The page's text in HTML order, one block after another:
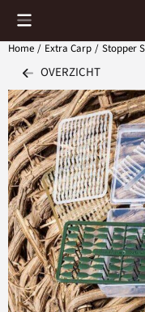
Cookievoorkeuren zijn
Home / Extra Carp / Stopper
OVERZICHT